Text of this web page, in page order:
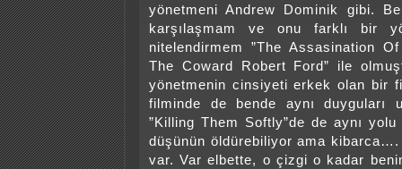
yönetmeni Andrew Dominik gibi.
karşılaşmam ve onu farklı bir
nitelendirmem ”The Assasination
The Coward Robert Ford” ile
yönetmenin cinsiyeti erkek olan bir
filminde de bende aynı duyguları
”Killing Them Softly”de de aynı
düşünün öldürebiliyor ama kibarca….
var. Var elbette, o çizgi o kadar